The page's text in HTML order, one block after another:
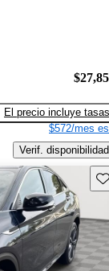
El precio incluye tasas
$572/mes
Verif. disponibilidad